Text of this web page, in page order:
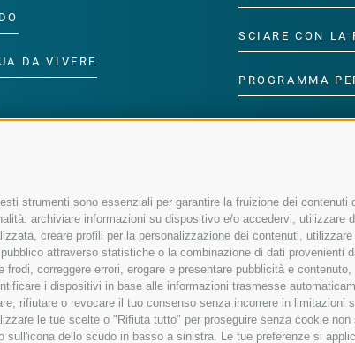
strumenti sono essenziali per garantire la fruizione dei
archiviare informazioni su dispositivo e/o accedervi, utilizzare
creare profili per la personalizzazione dei contenuti,
attraverso statistiche o la combinazione di dati
correggere errori, erogare e presentare pubblicità e
i dispositivi in base alle informazioni trasmesse
rifiutare o revocare il tuo consenso senza incorrere in
le tue scelte o "Rifiuta tutto" per proseguire senza cookie
dello scudo in basso a sinistra. Le tue preferenze si
DA VIVERE
SCIARE CON LA
PROGRAMMA